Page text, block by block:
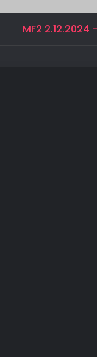
MF2 2.12.2024